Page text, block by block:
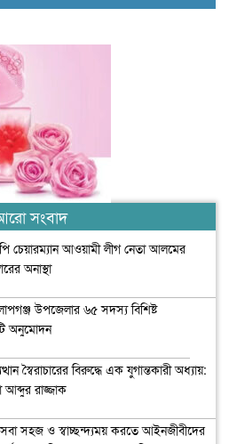
সংবাদ
চেয়ারম্যান আওয়ামী লীগ নেতা আলমের
অনাস্থা
উপজেলার ৬৫ সদস্য বিশিষ্ট
অনুমোদন
স্বৈরাচারের বিরুদ্ধে এক যুগান্তকারী অধ্যায়:
আব্দুর রাজ্জাক
সহজ ও স্বাচ্ছন্দ্যময় করতে আইনজীবীদের